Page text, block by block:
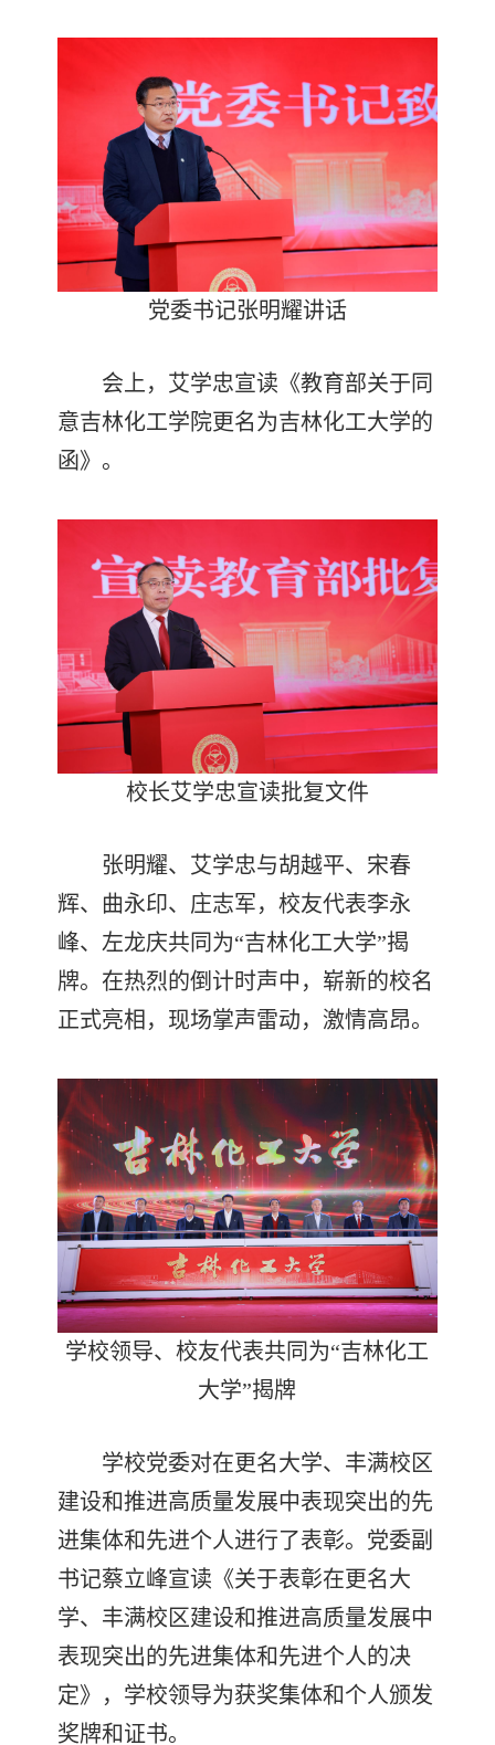
党委书记张明耀讲话
会上，艾学忠宣读《教育部关于同
意吉林化工学院更名为吉林化工大学的
函》。
校长艾学忠宣读批复文件
张明耀、艾学忠与胡越平、宋春
辉、曲永印、庄志军，校友代表李永
峰、左龙庆共同为“吉林化工大学”揭
牌。在热烈的倒计时声中，崭新的校名
正式亮相，现场掌声雷动，激情高昂。
学校领导、校友代表共同为“吉林化工
大学”揭牌
学校党委对在更名大学、丰满校区
建设和推进高质量发展中表现突出的先
进集体和先进个人进行了表彰。党委副
书记蔡立峰宣读《关于表彰在更名大
学、丰满校区建设和推进高质量发展中
表现突出的先进集体和先进个人的决
定》，学校领导为获奖集体和个人颁发
奖牌和证书。